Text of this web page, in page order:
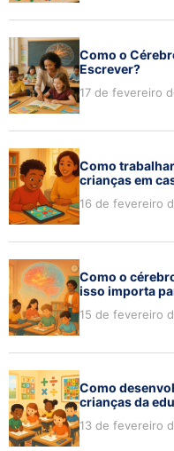
Como o
Escrever?
17 de fevereiro
Como
crianças em
16 de fevereiro
Como o
isso importa
15 de fevereiro
Como
crianças da
13 de fevereiro